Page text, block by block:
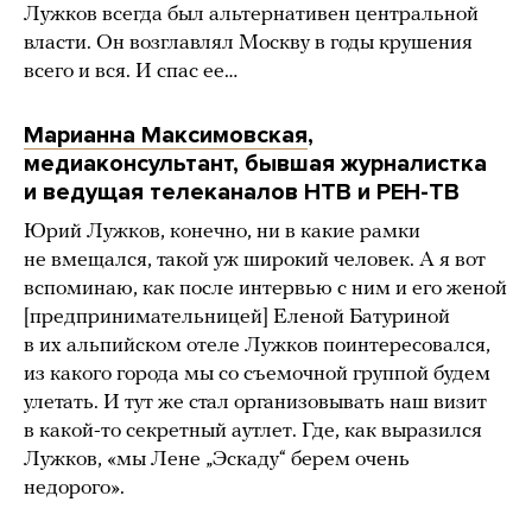
Лужков всегда был альтернативен центральной
власти. Он возглавлял Москву в годы крушения
всего и вся. И спас ее…
Марианна Максимовская,
медиаконсультант, бывшая журналистка
и ведущая телеканалов НТВ и РЕН-ТВ
Юрий Лужков, конечно, ни в какие рамки
не вмещался, такой уж широкий человек. А я вот
вспоминаю, как после интервью с ним и его женой
[предпринимательницей] Еленой Батуриной
в их альпийском отеле Лужков поинтересовался,
из какого города мы со съемочной группой будем
улетать. И тут же стал организовывать наш визит
в какой-то секретный аутлет. Где, как выразился
Лужков, «мы Лене „Эскаду“ берем очень
недорого».